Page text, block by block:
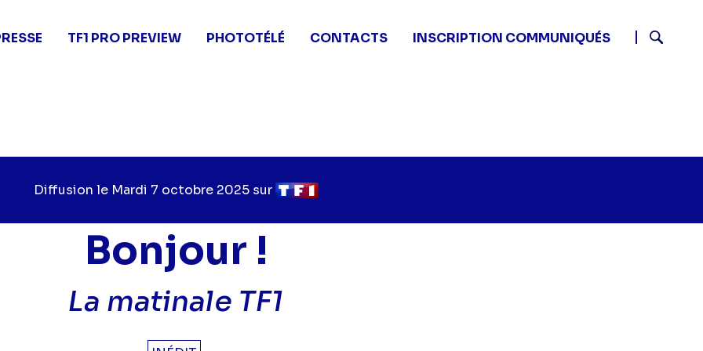
TF1 PRO PREVIEW PHOTOTÉLÉ CONTACTS
INSCRIPTION COMMUNIQUÉS
Diffusion le Jour
diffusion
Mardi 7 octobre 2025surChaîne
diffusion
Bonjour !
La matinale TF1